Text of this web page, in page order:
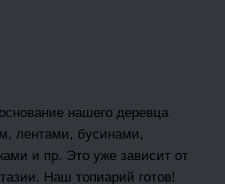
нашего деревца
лентами, бусинами,
и пр. Это уже зависит от
Наш топиарий готов!